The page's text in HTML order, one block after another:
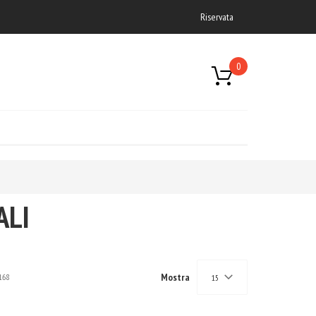
Riservata
0
Mostra 15